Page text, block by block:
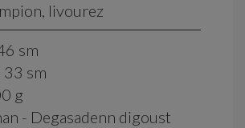
livourez
sm
33 sm
g
- Degasadenn digoust